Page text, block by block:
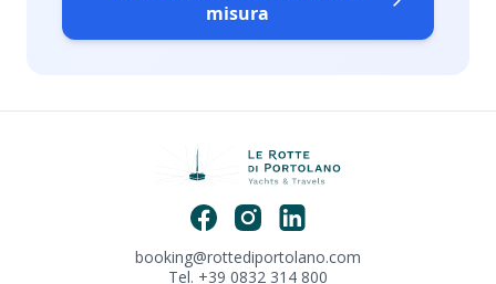
misura
booking@rottediportolano.com
Tel. +39 0832 314 800